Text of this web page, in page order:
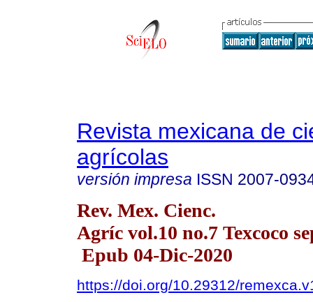
Revista mexicana de
agrícolas
versión impresa ISSN 2007-
Rev. Mex. Cienc.
Agríc vol.10 no.7 Texcoco
Epub 04-Dic-2020
https://doi.org/10.29312/